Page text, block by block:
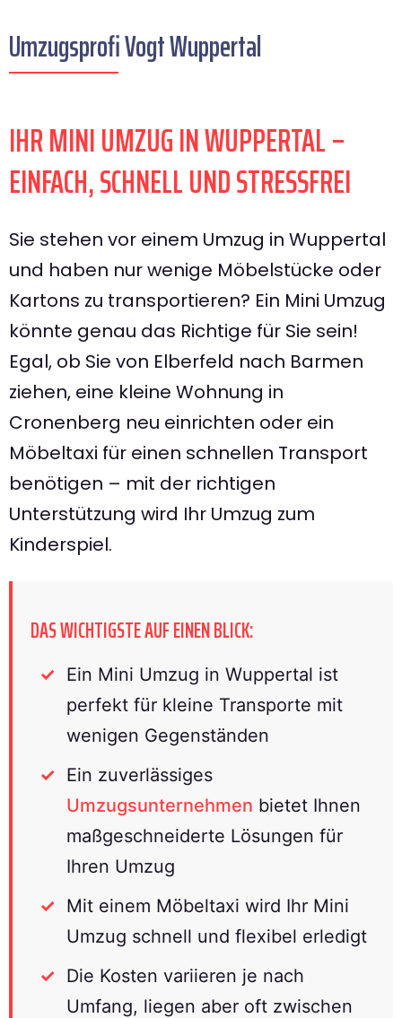
Umzugsprofi Vogt Wuppertal
IHR MINI UMZUG IN WUPPERTAL –
EINFACH, SCHNELL UND STRESSFREI
Sie stehen vor einem Umzug in Wuppertal
und haben nur wenige Möbelstücke oder
Kartons zu transportieren? Ein Mini Umzug
könnte genau das Richtige für Sie sein!
Egal, ob Sie von Elberfeld nach Barmen
ziehen, eine kleine Wohnung in
Cronenberg neu einrichten oder ein
Möbeltaxi für einen schnellen Transport
benötigen – mit der richtigen
Unterstützung wird Ihr Umzug zum
Kinderspiel.
DAS WICHTIGSTE AUF EINEN BLICK:
Ein Mini Umzug in Wuppertal ist
perfekt für kleine Transporte mit
wenigen Gegenständen
Ein zuverlässiges
Umzugsunternehmen bietet Ihnen
maßgeschneiderte Lösungen für
Ihren Umzug
Mit einem Möbeltaxi wird Ihr Mini
Umzug schnell und flexibel erledigt
Die Kosten variieren je nach
Umfang, liegen aber oft zwischen